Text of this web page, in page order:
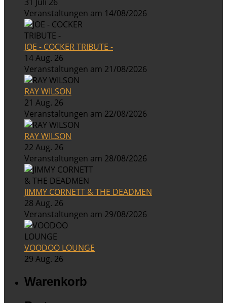
Veranstaltungen am 14/08/2026
JOE - COCKER TRIBUTE -
14 Aug. 26
Veranstaltungen am 21/08/2026
RAY WILSON
21 Aug. 26
Veranstaltungen am 22/08/2026
RAY WILSON
22 Aug. 26
Veranstaltungen am 28/08/2026
JIMMY CORNETT & THE DEADMEN
28 Aug. 26
Veranstaltungen am 29/08/2026
VOODOO LOUNGE
29 Aug. 26
Warenkorb